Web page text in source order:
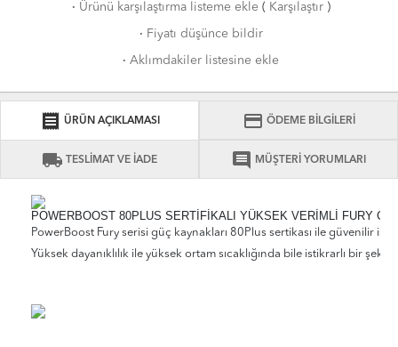
· Ürünü karşılaştırma listeme ekle( Karşılaştır)
· Fiyatı düşünce bildir
· Aklımdakiler listesine ekle
receipt ÜRÜN AÇIKLAMASI credit_card ÖDEME BİLGİLERİ
local_shipping TESLİMAT VE İADE comment MÜŞTERİ YORUMLARI
POWERBOOST 80PLUS SERTİFİKALI YÜKSEK VERİMLİ FURY
PowerBoost Fury serisi güç kaynakları 80Plus sertikası ile güvenilir
Yüksek dayanıklılık ile yüksek ortam sıcaklığında bile istikrarlı bir